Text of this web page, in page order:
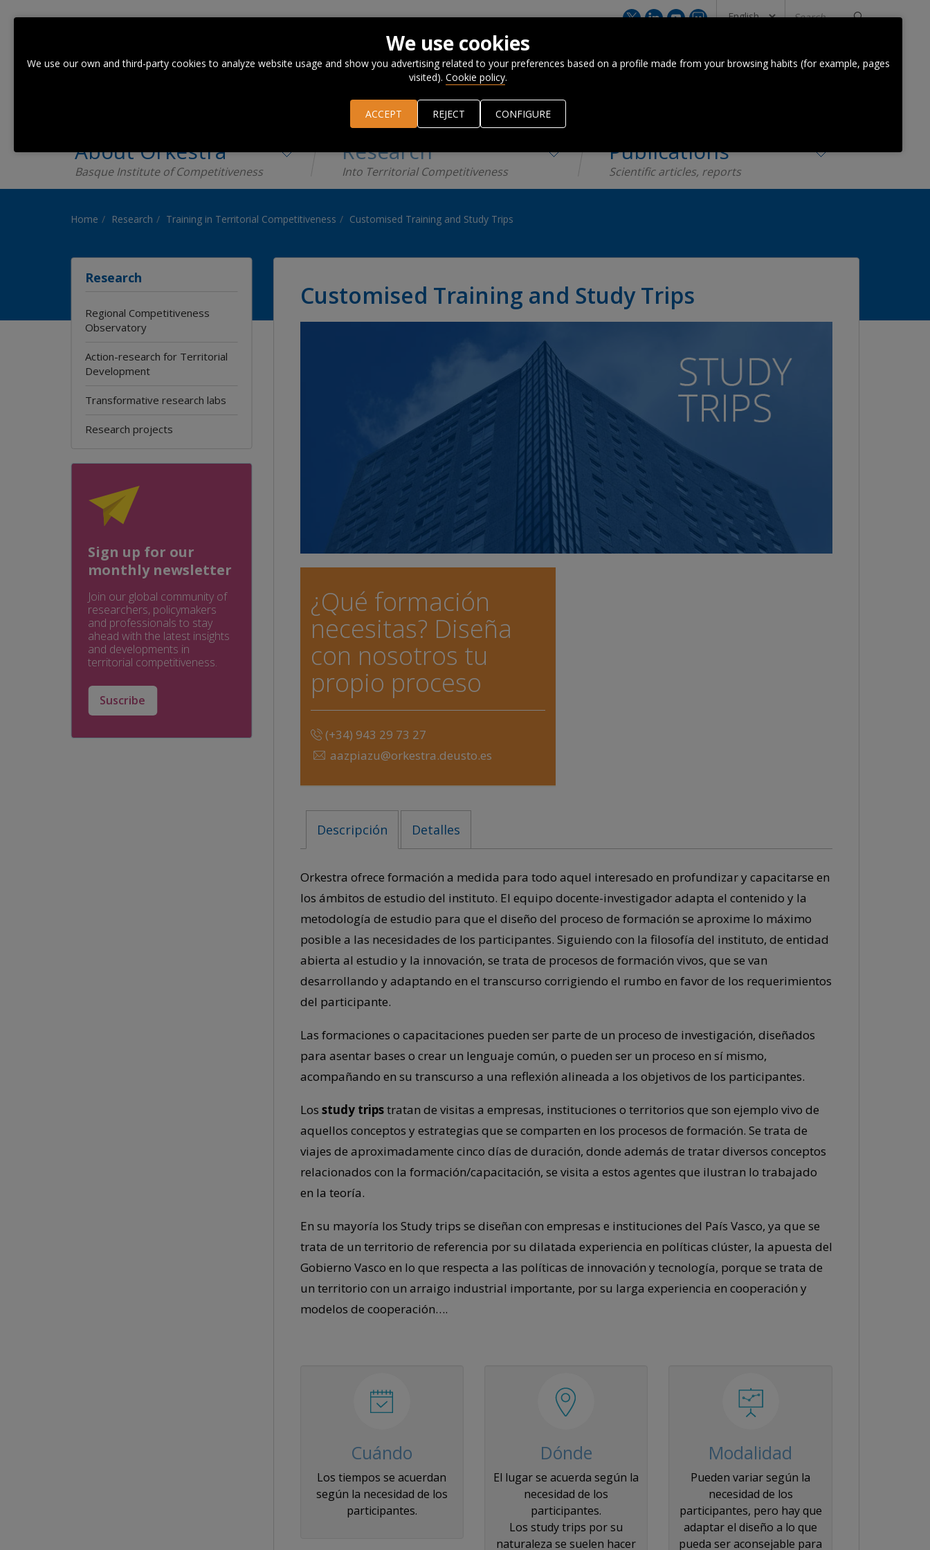
...
CONTACT US
About Orkestra
Basque Institute of Competitiveness
Research
Into Territorial Competitiveness
Publications
Scientific articles, reports
Home Research Training in Territorial Competitiveness Customised Training and Study Trips
Customised Training and Study Trips
¿Qué formación
necesitas? Diseña
con nosotros tu
propio proceso
(+34) 943 29 73 27
aazpiazu@orkestra.deusto.es
Descripción Detalles
Orkestra ofrece formación a medida para todo aquel interesado en profundizar y capacitarse en
los ámbitos de estudio del instituto. El equipo docente-investigador adapta el contenido y la
metodología de estudio para que el diseño del proceso de formación se aproxime lo máximo
posible a las necesidades de los participantes. Siguiendo con la filosofía del instituto, de entidad
abierta al estudio y la innovación, se trata de procesos de formación vivos, que se van
desarrollando y adaptando en el transcurso corrigiendo el rumbo en favor de los requerimientos
del participante.
Las formaciones o capacitaciones pueden ser parte de un proceso de investigación, diseñados
para asentar bases o crear un lenguaje común, o pueden ser un proceso en sí mismo,
acompañando en su transcurso a una reflexión alineada a los objetivos de los participantes.
Los study tripstratan de visitas a empresas, instituciones o territorios que son ejemplo vivo de
aquellos conceptos y estrategias que se comparten en los procesos de formación. Se trata de
viajes de aproximadamente cinco días de duración, donde además de tratar diversos conceptos
relacionados con la formación/capacitación, se visita a estos agentes que ilustran lo trabajado
en la teoría.
En su mayoría los Study trips se diseñan con empresas e instituciones del País Vasco, ya que se
trata de un territorio de referencia por su dilatada experiencia en políticas clúster, la apuesta del
Gobierno Vasco en lo que respecta a las políticas de innovación y tecnología, porque se trata de
un territorio con un arraigo industrial importante, por su larga experiencia en cooperación y
modelos de cooperación….
Cuándo
Los tiempos se acuerdan
según la necesidad de los
participantes.
Dónde
El lugar se acuerda según la
necesidad de los
participantes.
Los study trips por su
naturaleza se suelen hacer
Modalidad
Pueden variar según la
necesidad de los
participantes, pero hay que
adaptar el diseño a lo que
pueda ser aconsejable para
Research
Regional Competitiveness
Observatory
Action-research for Territorial
Development
Transformative research labs
Research projects
Sign up for our
monthly newsletter
Join our global community of
researchers, policymakers
and professionals to stay
ahead with the latest insights
and developments in
territorial competitiveness.
Suscribe
We use cookies
We use our own and third-party cookies to analyze website usage and show you advertising related to your preferences based on a profile made from your browsing habits (for example, pages
visited). Cookie policy.
CONFIGURE
REJECT
ACCEPT